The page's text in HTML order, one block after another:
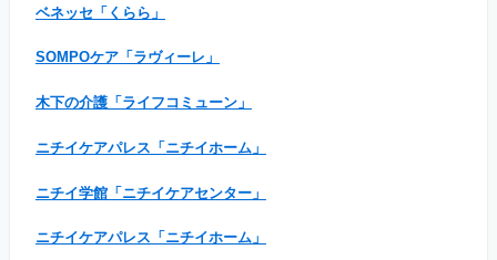
ベネッセ「くらら」
SOMPOケア「ラヴィーレ」
木下の介護「ライフコミューン」
ニチイケアパレス「ニチイホーム」
ニチイ学館「ニチイケアセンター」
ニチイケアパレス「ニチイホーム」